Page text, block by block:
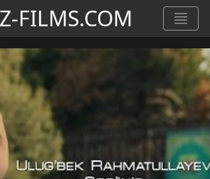
FILMS.COM